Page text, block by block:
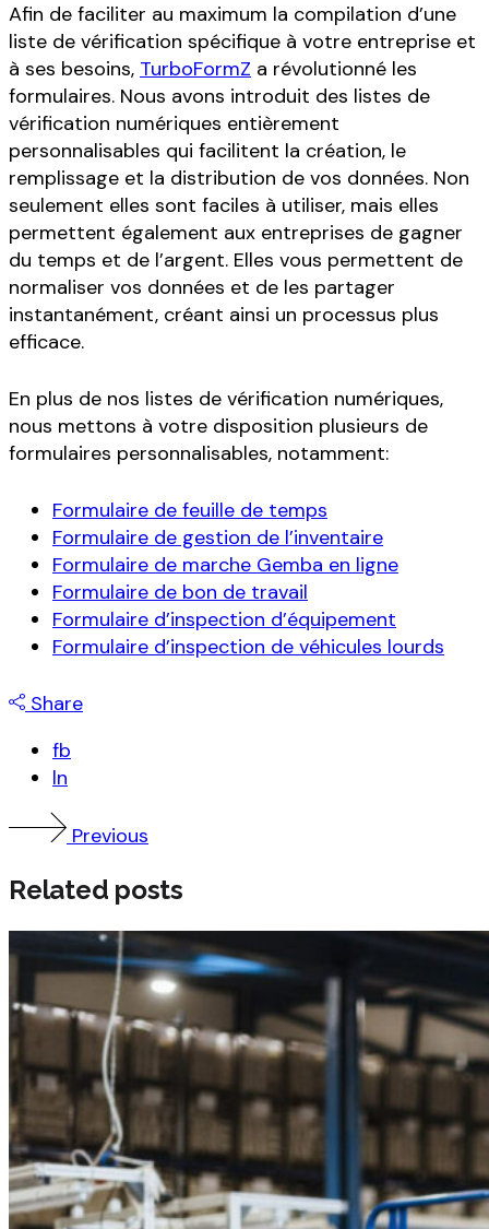
Afin de faciliter au maximum la compilation d’une
liste de vérification spécifique à votre entreprise et
à ses besoins, TurboFormZ a révolutionné les
formulaires. Nous avons introduit des listes de
vérification numériques entièrement
personnalisables qui facilitent la création, le
remplissage et la distribution de vos données. Non
seulement elles sont faciles à utiliser, mais elles
permettent également aux entreprises de gagner
du temps et de l’argent. Elles vous permettent de
normaliser vos données et de les partager
instantanément, créant ainsi un processus plus
efficace.
En plus de nos listes de vérification numériques,
nous mettons à votre disposition plusieurs de
formulaires personnalisables, notamment:
Formulaire de feuille de temps
Formulaire de gestion de l’inventaire
Formulaire de marche Gemba en ligne
Formulaire de bon de travail
Formulaire d’inspection d’équipement
Formulaire d’inspection de véhicules lourds
Share
fb
ln
Previous
Related posts